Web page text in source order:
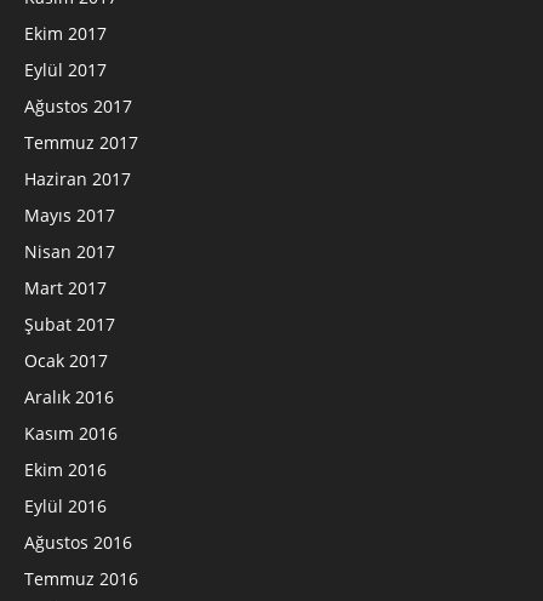
Ekim 2017
Eylül 2017
Ağustos 2017
Temmuz 2017
Haziran 2017
Mayıs 2017
Nisan 2017
Mart 2017
Şubat 2017
Ocak 2017
Aralık 2016
Kasım 2016
Ekim 2016
Eylül 2016
Ağustos 2016
Temmuz 2016